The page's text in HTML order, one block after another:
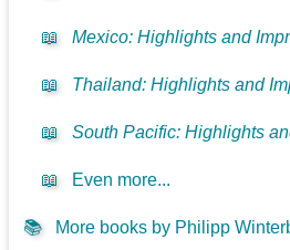
📖 Mexico: Highlights and
📖 Thailand: Highlights and
📖 South Pacific: Highlights
📖 Even more...
📚 More books by Philipp